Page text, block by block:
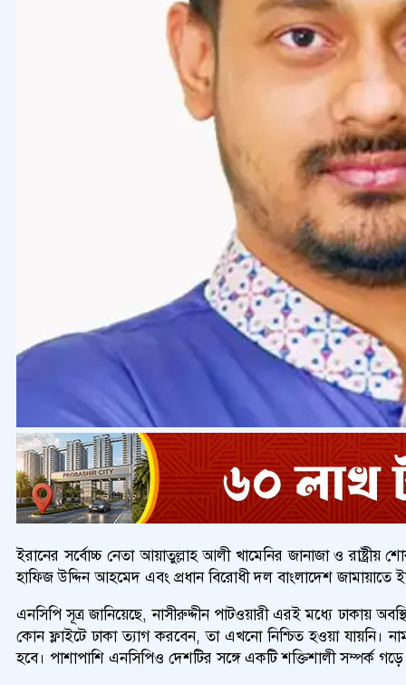
ইরানের সর্বোচ্চ নেতা আয়াতুল্লাহ আলী খামেনির জানাজা ও
হাফিজ উদ্দিন আহমেদ এবং প্রধান বিরোধী দল বাংলাদেশ জামায়াতে
এনসিপি সূত্র জানিয়েছে, নাসীরুদ্দীন পাটওয়ারী এরই মধ্যে ঢাকায়
কোন ফ্লাইটে ঢাকা ত্যাগ করবেন, তা এখনো নিশ্চিত হওয়া যায়নি।
হবে। পাশাপাশি এনসিপিও দেশটির সঙ্গে একটি শক্তিশালী সম্পর্ক